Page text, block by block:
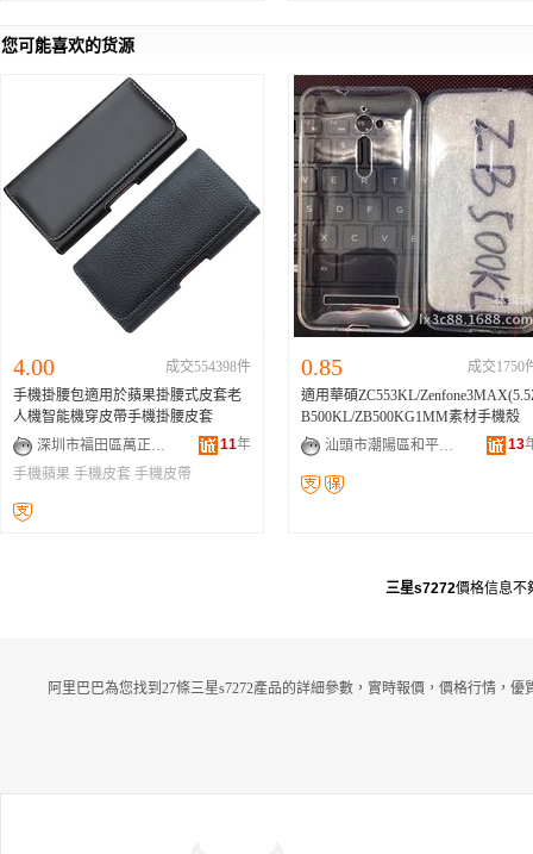
您可能喜欢的货源
4.00
成交554398件
手機掛腰包適用於蘋果掛腰式皮套老
人機智能機穿皮帶手機掛腰皮套
深圳市福田區萬正揚通訊商行
11年
手機蘋果 手機皮套 手機皮帶
0.85
成交1750
適用華碩ZC553KL/
B500KL/ZB500KG1MM素材手機殼
汕頭市潮陽區和平樂祥手機配件店
13
三星s7272價格信息不
阿里巴巴為您找到27條三星s7272產品的詳細參數，實時報價，價格行情，優